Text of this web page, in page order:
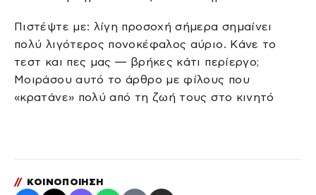
Πιστέψτε με: λίγη προσοχή σήμερα σημαίνει
πολύ λιγότερος πονοκέφαλος αύριο. Κάνε το
τεστ και πες μας — βρήκες κάτι περίεργο;
Μοιράσου αυτό το άρθρο με φίλους που
«κρατάνε» πολύ από τη ζωή τους στο κινητό
// ΚΟΙΝΟΠΟΙΗΣΗ